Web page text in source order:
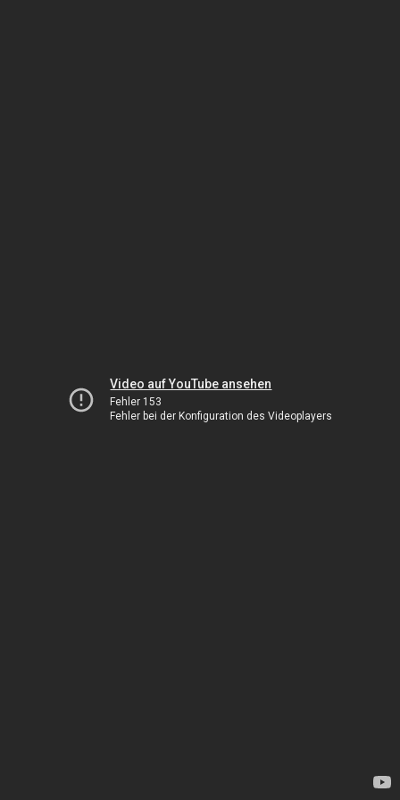
Video auf YouTube ansehen
Fehler 153
Fehler bei der Konfiguration des Videoplayers